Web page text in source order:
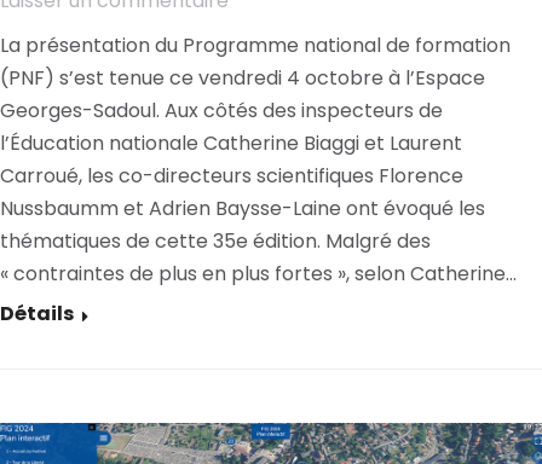
La présentation du Programme national de formation
(PNF) s’est tenue ce vendredi 4 octobre à l’Espace
Georges-Sadoul. Aux côtés des inspecteurs de
l’Éducation nationale Catherine Biaggi et Laurent
Carroué, les co-directeurs scientifiques Florence
Nussbaumm et Adrien Baysse-Laine ont évoqué les
thématiques de cette 35e édition. Malgré des
« contraintes de plus en plus fortes », selon Catherine…
Détails